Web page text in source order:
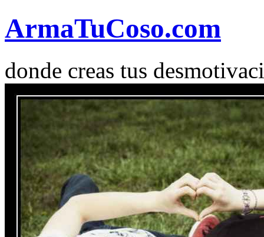
ArmaTuCoso.com
donde creas tus